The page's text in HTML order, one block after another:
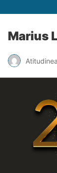
Marius